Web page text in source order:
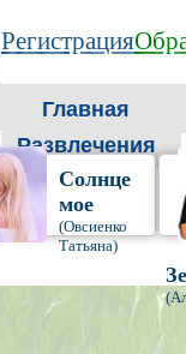
Регистрация
Главная
Развлечения
Солнце
мое
(Овсиенко
Татьяна)